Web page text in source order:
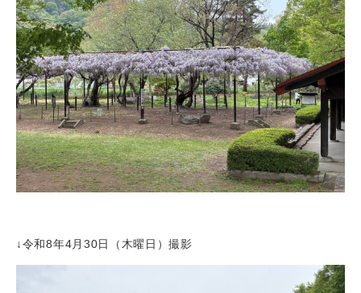
↓令和8年4月30日（木曜日）撮影